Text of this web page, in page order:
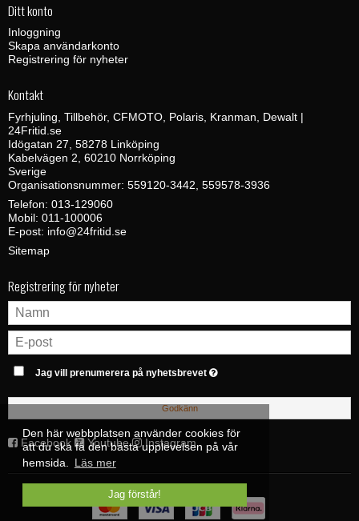
Den här webbplatsen använder cookies för
att du ska få den bästa upplevelsen på vår
hemsida.
Läs mer
Jag förstår!
Ditt konto
Inloggning
Skapa användarkonto
Registrering för nyheter
Kontakt
Fyrhjuling, Tillbehör, CFMOTO, Polaris, Kranman, Dewalt |
24Fritid.se
Idögatan 27, 58278 Linköping
Kabelvägen 2, 60210 Norrköping
Sverige
Organisationsnummer: 559120-3442, 559578-3936
Telefon: 013-129060
Mobil: 011-100006
E-post: info@24fritid.se
Sitemap
Registrering för nyheter
Jag vill prenumerera på nyhetsbrevet
Godkänn
Facebook Youtube Instagram